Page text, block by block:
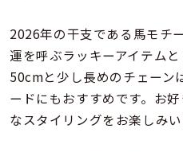
コレクション
レディース
リングサイズ
2026年の干支である馬モチ
運を呼ぶラッキーアイテムと
50cmと少し長めのチェーン
ードにもおすすめです。お
なスタイリングをお楽しみい